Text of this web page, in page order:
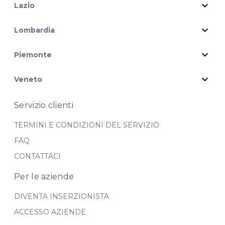
Lazio expand_more
Lombardia expand_more
Piemonte expand_more
Veneto expand_more
Servizio clienti
TERMINI E CONDIZIONI DEL SERVIZIO
FAQ
CONTATTACI
Per le aziende
DIVENTA INSERZIONISTA
ACCESSO AZIENDE